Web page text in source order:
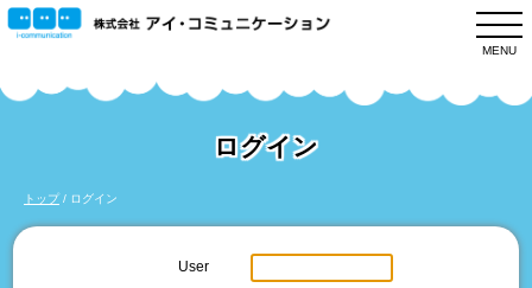
このページの本文へ
MENU
ログイン
現
在
トップ/ ログイン
User